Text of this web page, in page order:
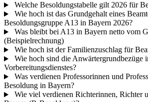
Welche Besoldungstabelle gilt 2026 für
Wie hoch ist das Grundgehalt eines
Besoldungsgruppe A13 in Bayern 2026?
Was bleibt bei A13 in Bayern netto vom
(Beispielrechnung)
Wie hoch ist der Familienzuschlag für
Wie hoch sind die Anwärtergrundbezüge
Vorbereitungsdienstes?
Was verdienen Professorinnen und
Besoldung in Bayern?
Wie viel verdienen Richterinnen, Richter